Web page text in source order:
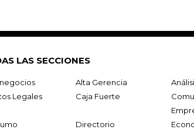
LAS SECCIONES
Alta Gerencia
Legales
Caja Fuerte
Directorio